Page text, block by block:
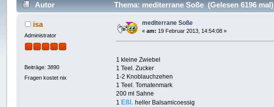
Autor Thema: mediterrane Soße (Gelesen 6196 mal)
isa
Administrator
Beiträge: 3890
Fragen kostet nix
mediterrane Soße
«am: 19 Februar 2013, 14:54:08 »
1 kleine Zwiebel
1 Teel. Zucker
1-2 Knoblauchzehen
1 Teel. Tomatenmark
200 ml Sahne
1 Eßl. heller Balsamicoessig